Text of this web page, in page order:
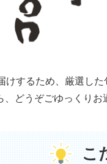
けするため、厳選し
どうぞごゆっくりお
こ